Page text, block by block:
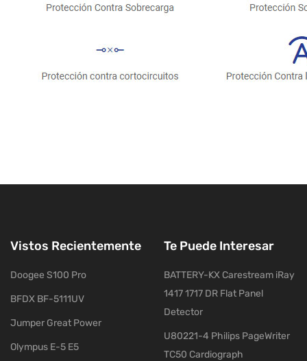
Vistos Recientemente
Doogee S100 Pro
BFDX BF-5111UV
Jumper Great Power
Olympus E-5 E5
Te Puede Interesar
BATTERY-KX Carestream iRay
1417 1717 DR Flat Panel
Detector
U80221-4 Philips PageWriter
TC50 Cardiograph